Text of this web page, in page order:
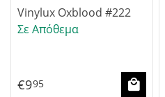
Vinylux Oxblood #222
Σε Απόθεμα
€995